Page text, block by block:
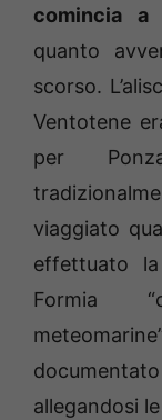
comincia a
quanto
scorso.
Ventotene
per
viaggiato
effettuato
Formia
allegandosi